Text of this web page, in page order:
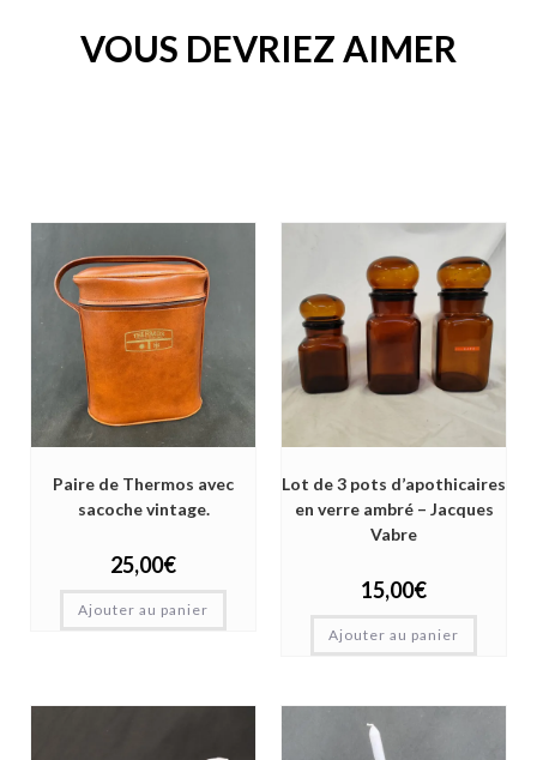
VOUS DEVRIEZ AIMER
Paire de Thermos avec
sacoche vintage.
25,00€
Ajouter au panier
Lot de 3 pots d’apothicaires
en verre ambré – Jacques
Vabre
15,00€
Ajouter au panier